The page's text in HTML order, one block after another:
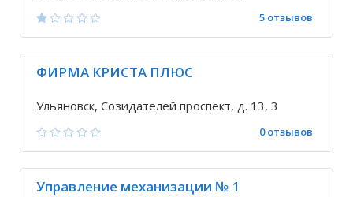
5 отзывов
ФИРМА КРИСТА ПЛЮС
Ульяновск, Созидателей проспект, д. 13, 3
0 отзывов
Управление механизации № 1